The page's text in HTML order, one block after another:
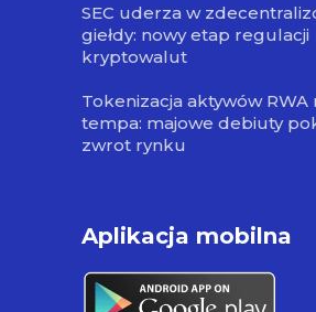
SEC uderza w
giełdy: nowy etap regulacji
kryptowalut
Tokenizacja aktywów RWA
tempa: majowe debiuty
zwrot rynku
Aplikacja mobilna